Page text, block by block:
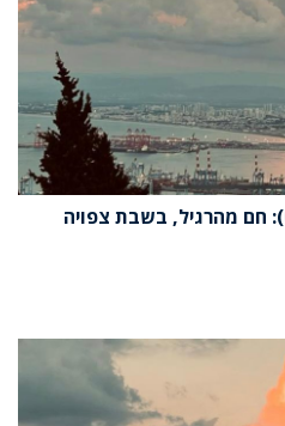
תחזית מזג האוויר(05/07/24): חם מהרגיל, בשבת צפויה